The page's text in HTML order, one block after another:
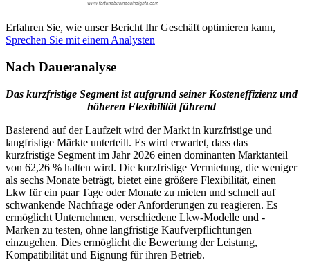
Erfahren Sie, wie unser Bericht Ihr Geschäft optimieren kann,
Sprechen Sie mit einem Analysten
Nach Daueranalyse
Das kurzfristige Segment ist aufgrund seiner Kosteneffizienz und
höheren Flexibilität führend
Basierend auf der Laufzeit wird der Markt in kurzfristige und
langfristige Märkte unterteilt. Es wird erwartet, dass das
kurzfristige Segment im Jahr 2026 einen dominanten Marktanteil
von 62,26 % halten wird. Die kurzfristige Vermietung, die weniger
als sechs Monate beträgt, bietet eine größere Flexibilität, einen
Lkw für ein paar Tage oder Monate zu mieten und schnell auf
schwankende Nachfrage oder Anforderungen zu reagieren. Es
ermöglicht Unternehmen, verschiedene Lkw-Modelle und -
Marken zu testen, ohne langfristige Kaufverpflichtungen
einzugehen. Dies ermöglicht die Bewertung der Leistung,
Kompatibilität und Eignung für ihren Betrieb.